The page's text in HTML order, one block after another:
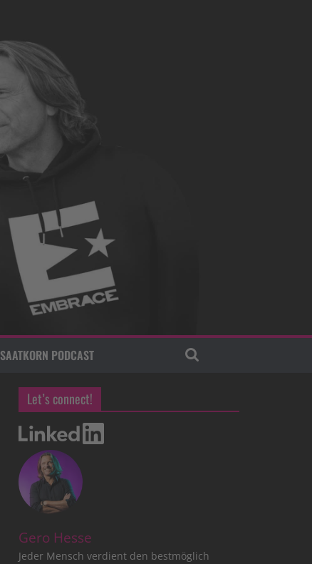
SAATKORN PODCAST
Let’s connect!
Gero Hesse
Jeder Mensch verdient den bestmöglich